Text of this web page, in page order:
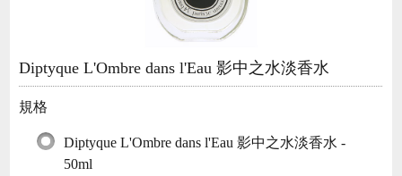
Diptyque L'Ombre dans l'Eau 影中之水淡香水
規格
Diptyque L'Ombre dans l'Eau 影中之水淡香水 -
50ml